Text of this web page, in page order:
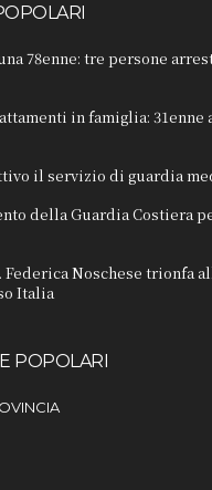
78enne: tre persone
in famiglia: 31enne
il servizio di guardia
della Guardia Costiera
Noschese trionfa
Italia
POPOLARI